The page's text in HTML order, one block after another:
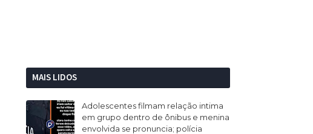
MAIS LIDOS
Adolescentes filmam relação intima
em grupo dentro de ônibus e menina
envolvida se pronuncia; polícia